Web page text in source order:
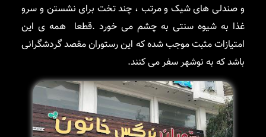
و صندلی های شیک و مرتب ، چند تخت برای نشستن و سرو
غذا به شیوه سنتی به چشم می خورد .قطعا همه ی این
امتیازات مثبت موجب شده که این رستوران مقصد گردشگرانی
باشد که به نوشهر سفر می کنند.